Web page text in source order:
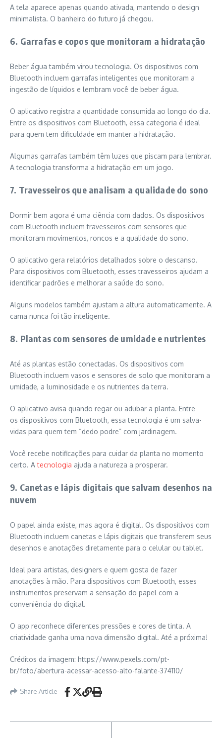
A tela aparece apenas quando ativada, mantendo o design
minimalista. O banheiro do futuro já chegou.
6. Garrafas e copos que monitoram a hidratação
Beber água também virou tecnologia. Os dispositivos com
Bluetooth incluem garrafas inteligentes que monitoram a
ingestão de líquidos e lembram você de beber água.
O aplicativo registra a quantidade consumida ao longo do dia.
Entre os dispositivos com Bluetooth, essa categoria é ideal
para quem tem dificuldade em manter a hidratação.
Algumas garrafas também têm luzes que piscam para lembrar.
A tecnologia transforma a hidratação em um jogo.
7. Travesseiros que analisam a qualidade do sono
Dormir bem agora é uma ciência com dados. Os dispositivos
com Bluetooth incluem travesseiros com sensores que
monitoram movimentos, roncos e a qualidade do sono.
O aplicativo gera relatórios detalhados sobre o descanso.
Para dispositivos com Bluetooth, esses travesseiros ajudam a
identificar padrões e melhorar a saúde do sono.
Alguns modelos também ajustam a altura automaticamente. A
cama nunca foi tão inteligente.
8. Plantas com sensores de umidade e nutrientes
Até as plantas estão conectadas. Os dispositivos com
Bluetooth incluem vasos e sensores de solo que monitoram a
umidade, a luminosidade e os nutrientes da terra.
O aplicativo avisa quando regar ou adubar a planta. Entre
os dispositivos com Bluetooth, essa tecnologia é um salva-
vidas para quem tem “dedo podre” com jardinagem.
Você recebe notificações para cuidar da planta no momento
certo. Atecnologia ajuda a natureza a prosperar.
9. Canetas e lápis digitais que salvam desenhos na
nuvem
O papel ainda existe, mas agora é digital. Os dispositivos com
Bluetooth incluem canetas e lápis digitais que transferem seus
desenhos e anotações diretamente para o celular ou tablet.
Ideal para artistas, designers e quem gosta de fazer
anotações à mão. Para dispositivos com Bluetooth, esses
instrumentos preservam a sensação do papel com a
conveniência do digital.
O app reconhece diferentes pressões e cores de tinta. A
criatividade ganha uma nova dimensão digital. Até a próxima!
Créditos da imagem: https://www.pexels.com/pt-
br/foto/abertura-acessar-acesso-alto-falante-374110/
Share Article